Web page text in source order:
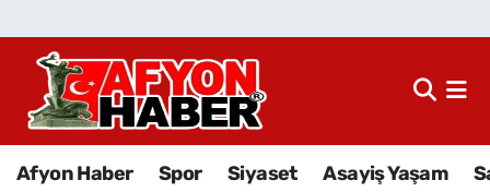
Afyon Haber Spor Siyaset Asayiş Yaşam
Afyon Haber